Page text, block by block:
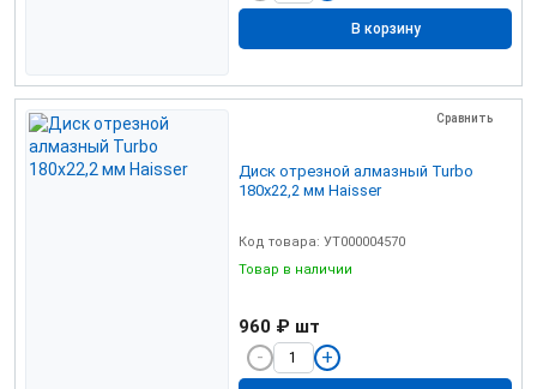
В корзину
Сравнить
Диск отрезной алмазный Turbo
180х22,2 мм Haisser
Код товара: УТ000004570
Товар в наличии
960 ₽ шт